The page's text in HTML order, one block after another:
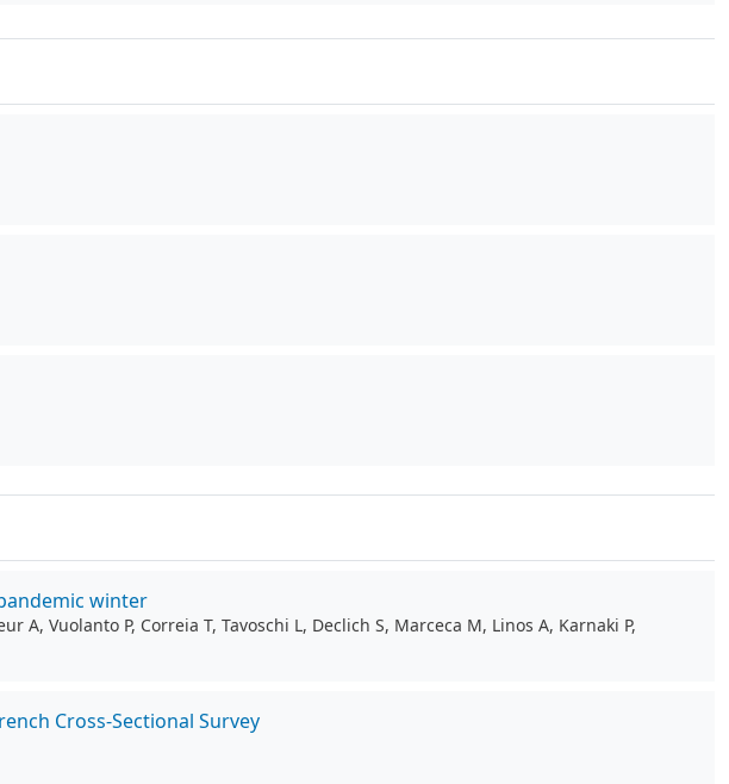
winter
A, Vuolanto P, Correia T, Tavoschi L, Declich S, Marceca M, Linos A, Karnaki P,
Cross-Sectional Survey